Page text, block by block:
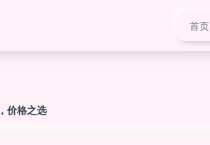
首页
价格之选